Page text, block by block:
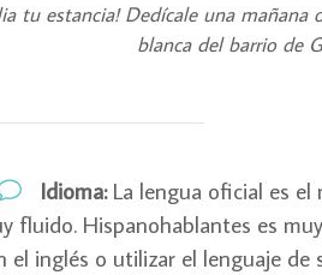
tu estancia! Dedícale una mañana
blanca del barrio de
Idioma:La lengua oficial es el
fluido. Hispanohablantes es
el inglés o utilizar el lenguaje de